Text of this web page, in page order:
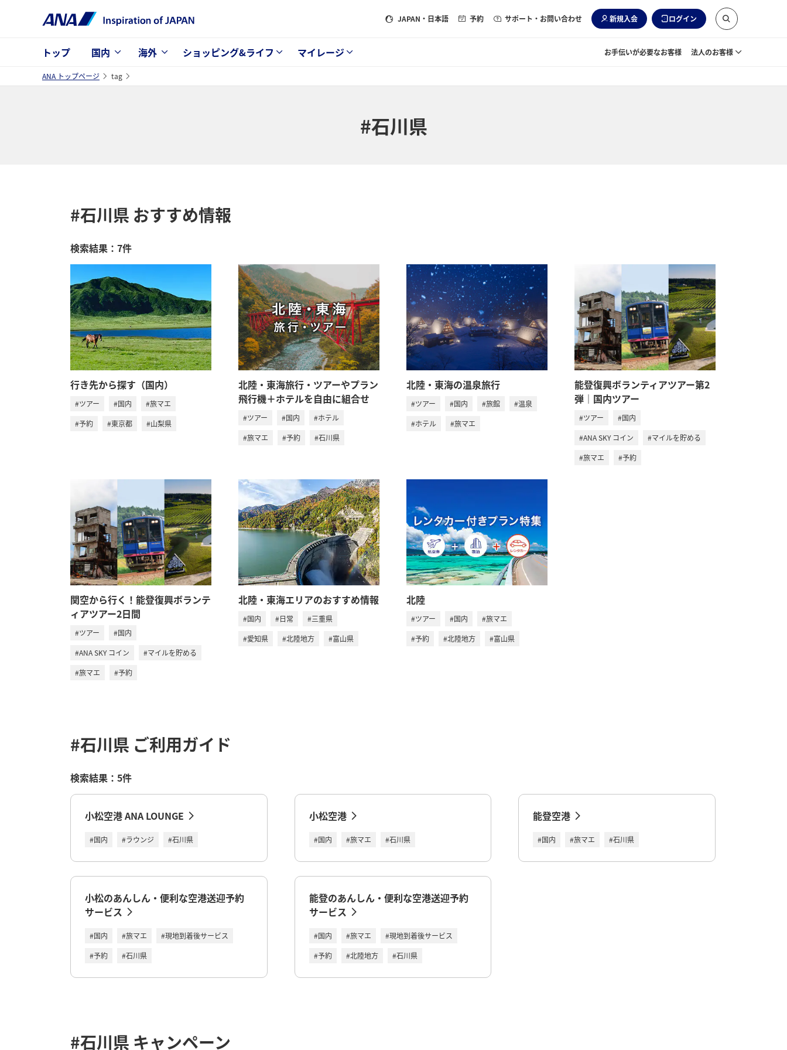
JAPAN ・日本語 予約 サポート・お問い合わせ 新規入会 ログイン
トップ 国内 海外 ショッピング&ライフ マイレージ お手伝いが必要なお客様 法人のお客様
ANA トップページ tag
#石川県
#石川県 おすすめ情報
検索結果：7件
行き先から探す（国内）
#ツアー #国内
#旅マエ
#予約
#東京都 #山梨県
北陸・東海旅行・ツアーやプラン
飛行機＋ホテルを自由に組合せ
#ツアー #国内
#ホテル
#旅マエ
#予約 #石川県
北陸・東海の温泉旅行
#ツアー #国内 #旅館
#温泉
#ホテル
#旅マエ
能登復興ボランティアツアー第2
弾｜国内ツアー
#ツアー
#国内
#ANA SKY コイン
#マイルを貯める
#旅マエ
#予約
関空から行く！能登復興ボランテ
ィアツアー2日間
#ツアー
#国内
#ANA SKY コイン
#マイルを貯める
#旅マエ
#予約
北陸・東海エリアのおすすめ情報
#国内 #日常
#三重県
#愛知県
#北陸地方 #富山県
北陸
#ツアー #国内
#旅マエ
#予約
#北陸地方 #富山県
#石川県 ご利用ガイド
検索結果：5件
小松空港 ANA LOUNGE
#国内 #ラウンジ #石川県
小松空港
#国内 #旅マエ #石川県
能登空港
#国内 #旅マエ #石川県
小松のあんしん・便利な空港送迎予約
サービス
#国内 #旅マエ
#現地到着後サービス
#予約
#石川県
能登のあんしん・便利な空港送迎予約
サービス
#国内 #旅マエ
#現地到着後サービス
#予約
#北陸地方 #石川県
#石川県 キャンペーン